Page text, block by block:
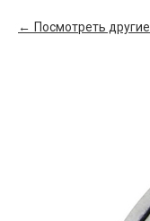
Посмотреть другие